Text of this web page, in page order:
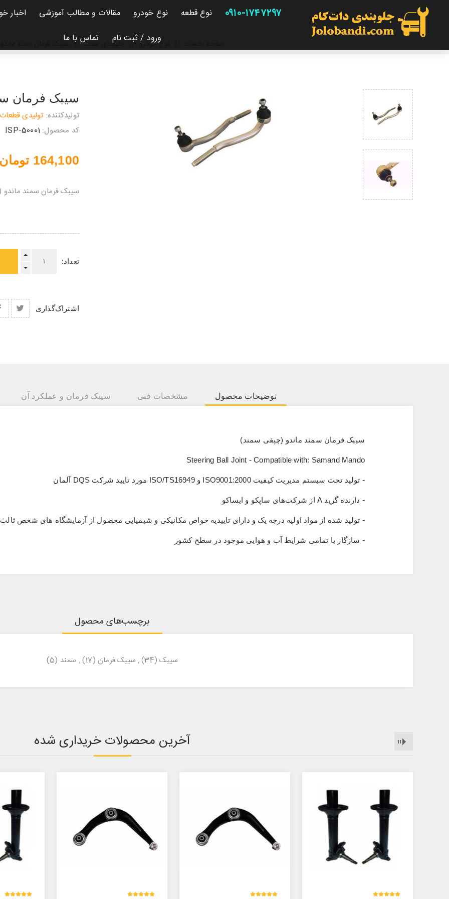
۰۹۱۰-۱۷۴۷۲۹۷ نوع قطعه نوع خودرو مقالات و مطالب آموزشی اخبار
ورود / ثبت نام
تماس با ما نوع خودرو / جلوبندی سمند / سیبک فرمان سمند ماندو
سیبک فرمان
تولیدکننده: تولیدی
کد محصول: ISP-50001
164,100 تومان
سیبک فرمان سمند
تعداد:
اشتراک‌گذاری
توضیحات محصول مشخصات فنی سیبک فرمان و عملکرد آن
سیبک فرمان سمند ماندو (چپقی سمند)
Steering Ball Joint - Compatible with: Samand Mando
- تولید تحت سیستم مدیریت کیفیتISO9001:2000 وISO/TS16949 مورد تایید شرکت DQS آلمان
- دارنده گرید A از شرکت‌های ساپکو و ایساکو
- تولید شده از مواد اولیه درجه یک و دارای تاییدیه خواص مکانیکی و شیمیایی محصول از آزمایشگاه های شخص ثالث
- سازگار با تمامی شرایط آب‌ و هوایی موجود در سطح کشور
برچسب‌های محصول
سیبک (34)
, سیبک فرمان (17)
, سمند (5)
آخرین محصولات خریداری شده